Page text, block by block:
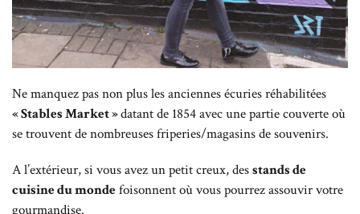
Ne manquez pas non plus les anciennes écuries réhabilitées
« Stables Market »datant de 1854 avec une partie couverte où
se trouvent de nombreuses friperies/magasins de souvenirs.
A l’extérieur, si vous avez un petit creux, desstands de
cuisine du mondefoisonnent où vous pourrez assouvir votre
gourmandise.